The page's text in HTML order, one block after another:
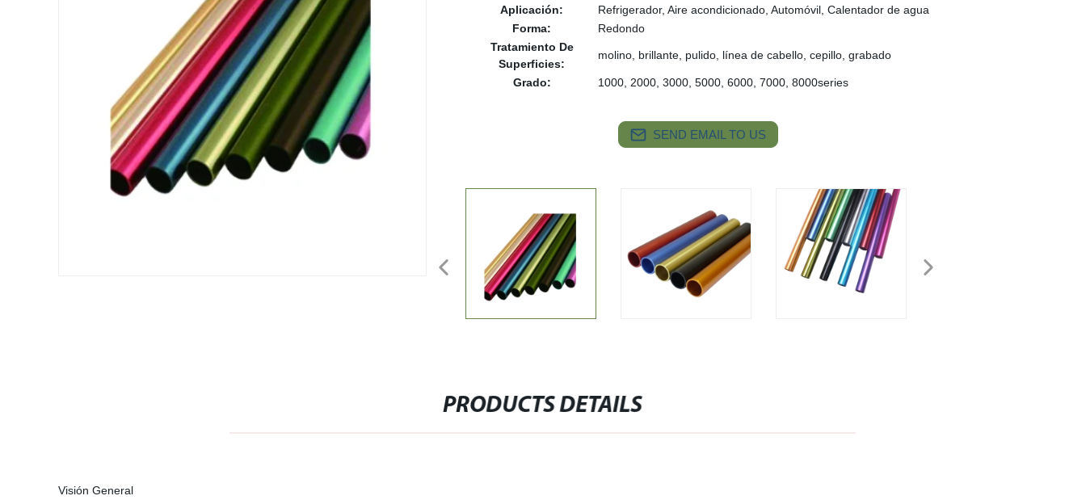
Aplicación:
Refrigerador, Aire acondicionado, Automóvil, Calentador de agua
Forma:
Redondo
Tratamiento De
Superficies:
molino, brillante, pulido, línea de cabello, cepillo, grabado
Grado: 1000, 2000, 3000, 5000, 6000, 7000, 8000series
SEND EMAIL TO US
PRODUCTS DETAILS
Visión General